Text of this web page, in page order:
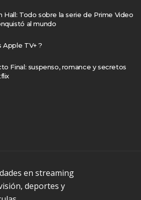
Hall: Todo sobre la serie de Prime Video
al mundo
Apple TV+ ?
Final: suspenso, romance y secretos